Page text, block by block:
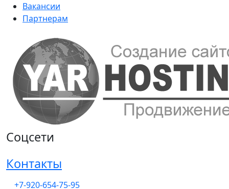
Вакансии
Партнерам
Соцсети
Контакты
+7-920-654-75-95